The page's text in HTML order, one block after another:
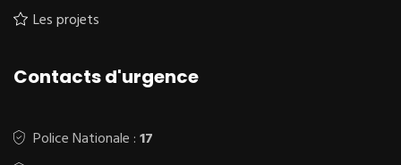
Les projets
Contacts d'urgence
Police Nationale :17